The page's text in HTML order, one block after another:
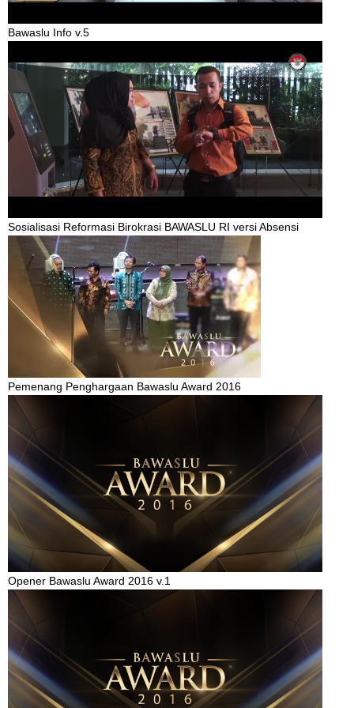
Bawaslu Info v.5
Sosialisasi Reformasi Birokrasi BAWASLU RI versi Absensi
Pemenang Penghargaan Bawaslu Award 2016
Opener Bawaslu Award 2016 v.1